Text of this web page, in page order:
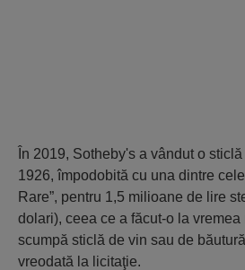
În 2019, Sotheby's a vândut o
1926, împodobită cu una dintre
Rare”, pentru 1,5 milioane de lire
dolari), ceea ce a făcut-o la
scumpă sticlă de vin sau de
vreodată la licitaţie.